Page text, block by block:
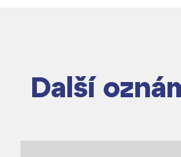
Další